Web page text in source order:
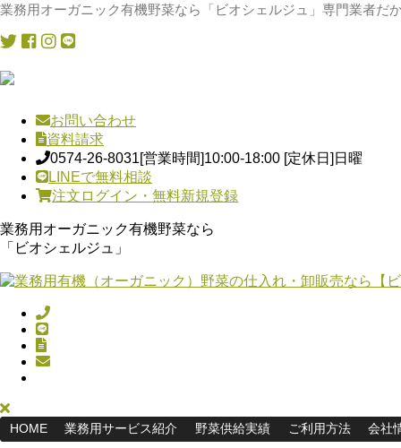
業務用オーガニック有機野菜なら「ビオシェルジュ」専門業者だ
お問い合わせ
資料請求
0574-26-8031[営業時間]10:00-18:00 [定休日]日曜
LINEで無料相談
注文ログイン・無料新規登録
業務用オーガニック有機野菜なら
「ビオシェルジュ」
HOME 業務用サービス紹介 野菜供給実績 ご利用方法 会社